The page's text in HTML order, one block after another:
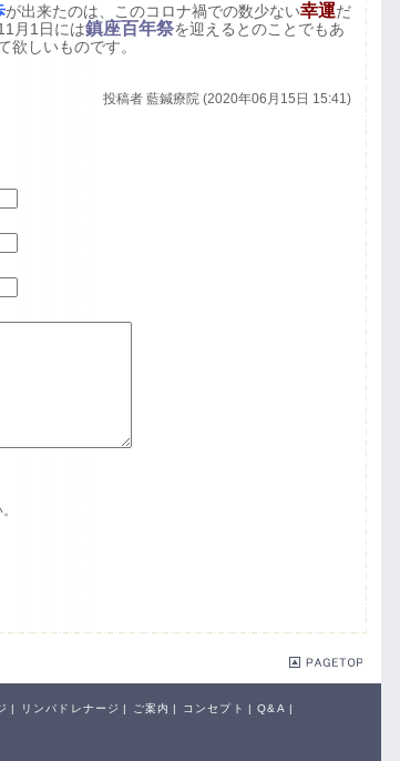
が出来たのは、このコロナ禍での数少ない幸運だ
月1日には鎮座百年祭を迎えるとのことでもあ
欲しいものです。
投稿者 藍鍼療院 (2020年06月15日 15:41)
| リンパドレナージ | ご案内 | コンセプト | Q&A |